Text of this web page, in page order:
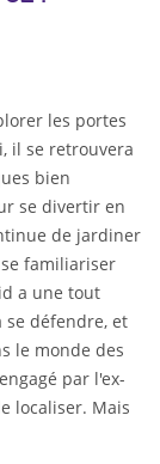
les portes
il se retrouvera
bien
se divertir en
de jardiner
familiariser
a une tout
défendre, et
le monde des
par l'ex-
localiser. Mais